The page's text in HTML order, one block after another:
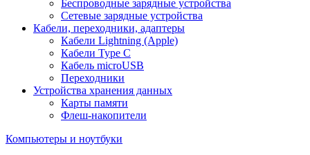
Беспроводные зарядные устройства
Сетевые зарядные устройства
Кабели, переходники, адаптеры
Кабели Lightning (Apple)
Кабели Type C
Кабель microUSB
Переходники
Устройства хранения данных
Карты памяти
Флеш-накопители
Компьютеры и ноутбуки